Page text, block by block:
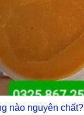
nào nguyên chất?